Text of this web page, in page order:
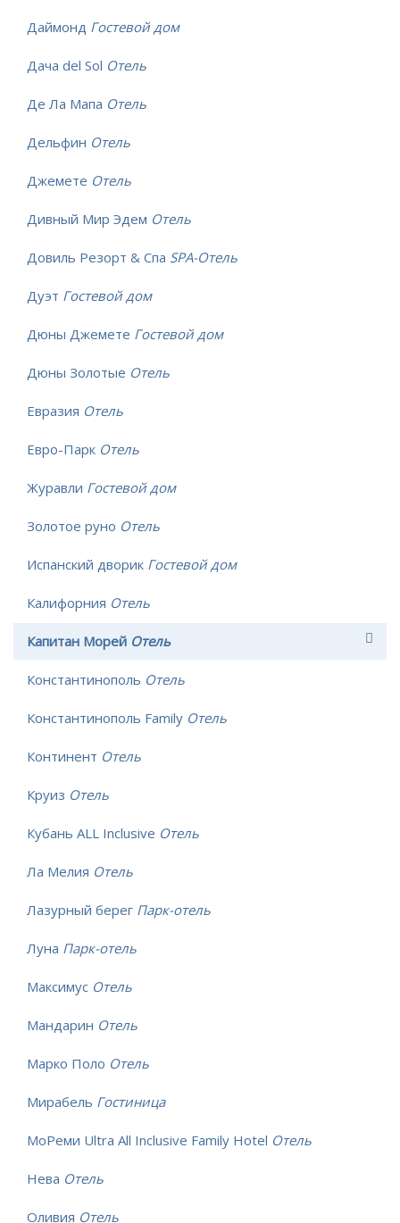
Даймонд Гостевой дом
Дача del Sol Отель
Де Ла Мапа Отель
Дельфин Отель
Джемете Отель
Дивный Мир Эдем Отель
Довиль Резорт & Спа SPA-Отель
Дуэт Гостевой дом
Дюны Джемете Гостевой дом
Дюны Золотые Отель
Евразия Отель
Евро-Парк Отель
Журавли Гостевой дом
Золотое руно Отель
Испанский дворик Гостевой дом
Калифорния Отель
Капитан Морей Отель
Константинополь Отель
Константинополь Family Отель
Континент Отель
Круиз Отель
Кубань ALL Inclusive Отель
Ла Мелия Отель
Лазурный берег Парк-отель
Луна Парк-отель
Максимус Отель
Мандарин Отель
Марко Поло Отель
Мирабель Гостиница
МоРеми Ultra All Inclusive Family Hotel Отель
Нева Отель
Оливия Отель